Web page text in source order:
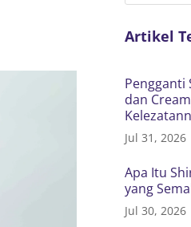
Artikel
Pengganti
dan
Jul 31, 2026
Apa Itu
yang
Jul 30, 2026